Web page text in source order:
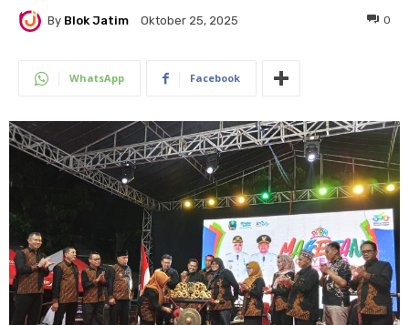
By Blok Jatim Oktober 25, 2025 0
WhatsApp Facebook